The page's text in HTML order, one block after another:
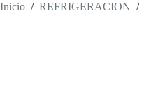
Inicio / REFRIGERACION /